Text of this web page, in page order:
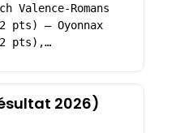
Valence-Romans
pts) – Oyonnax
pts),…
2026)